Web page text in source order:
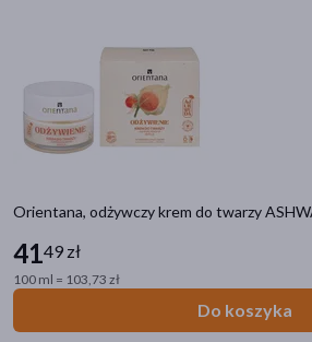
Orientana, odżywczy krem do twarzy
4149 zł
100 ml = 103,73 zł
Do koszyka